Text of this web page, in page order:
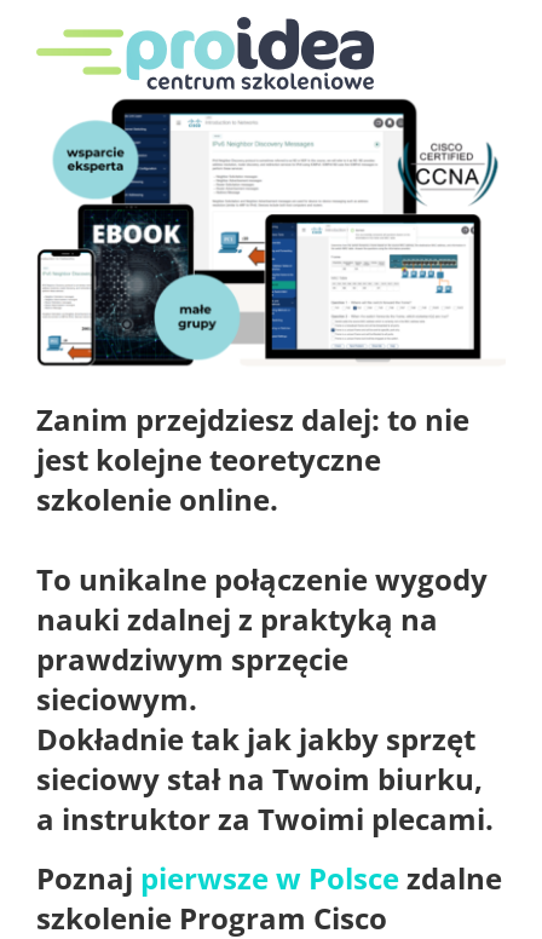
Zanim przejdziesz dalej: to nie
jest kolejne teoretyczne
szkolenie online.
To unikalne połączenie wygody
nauki zdalnej z praktyką na
prawdziwym sprzęcie
sieciowym.
Dokładnie tak jak jakby sprzęt
sieciowy stał na Twoim biurku,
a instruktor za Twoimi plecami.
Poznaj pierwsze w Polscezdalne
szkolenie Program Cisco